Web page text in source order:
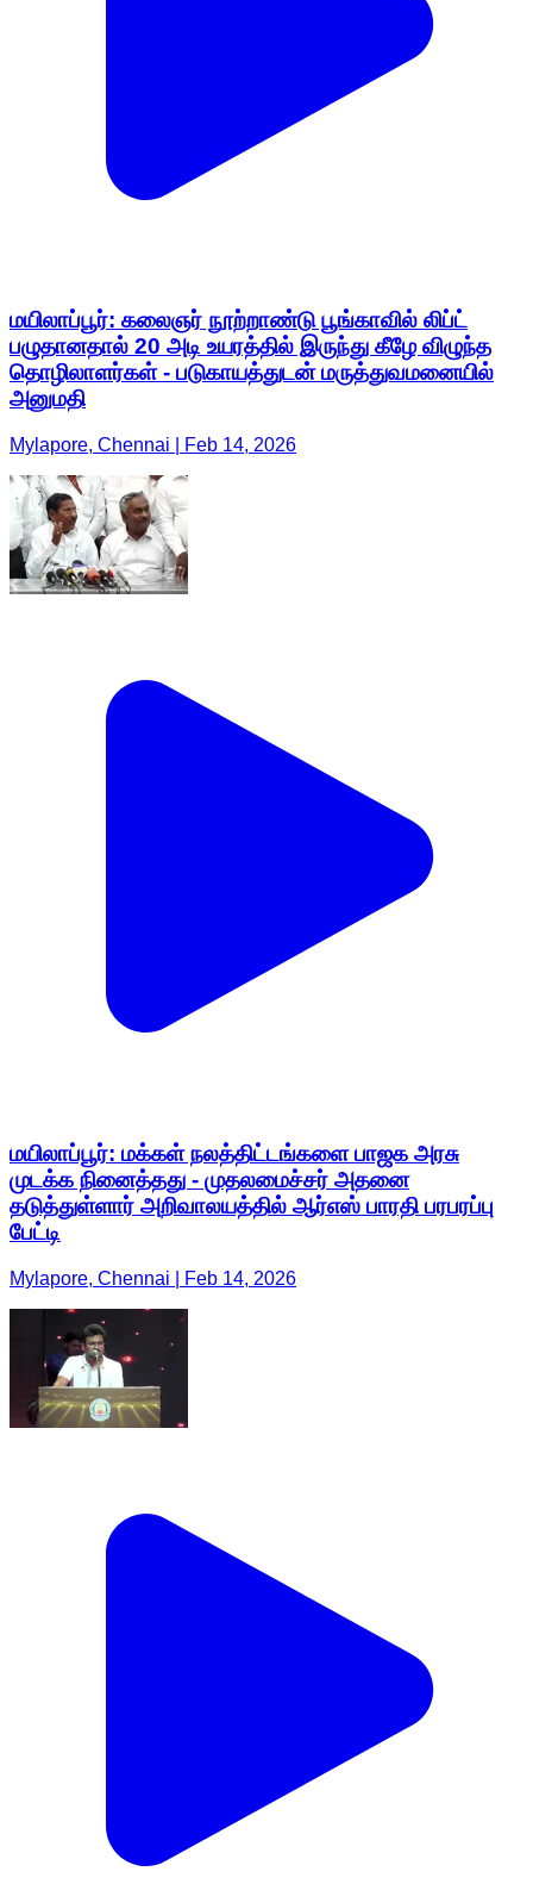
மயிலாப்பூர்: கலைஞர் நூற்றாண்டு பூங்காவில் லிப்ட்
பழுதானதால் 20 அடி உயரத்தில் இருந்து கீழே விழுந்த
தொழிலாளர்கள் - படுகாயத்துடன் மருத்துவமனையில்
அனுமதி
Mylapore, Chennai | Feb 14, 2026
மயிலாப்பூர்: மக்கள் நலத்திட்டங்களை பாஜக அரசு
முடக்க நினைத்தது - முதலமைச்சர் அதனை
தடுத்துள்ளார் அறிவாலயத்தில் ஆர்எஸ் பாரதி பரபரப்பு
பேட்டி
Mylapore, Chennai | Feb 14, 2026